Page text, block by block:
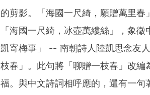
的剪影。「海國一尺綺，願贈萬里春
「海國一尺綺，冰壺萬縷絲」，象
凱寄梅事」 -- 南朝詩人陸凱思念友
枝春」。此句將「聊贈一枝春」改
福。與中文詩詞相呼應的，還有一